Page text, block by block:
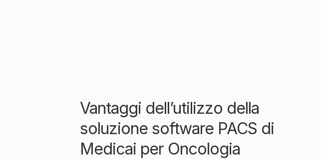
Vantaggi dell’utilizzo della
soluzione software PACS di
Medicai per Oncologia